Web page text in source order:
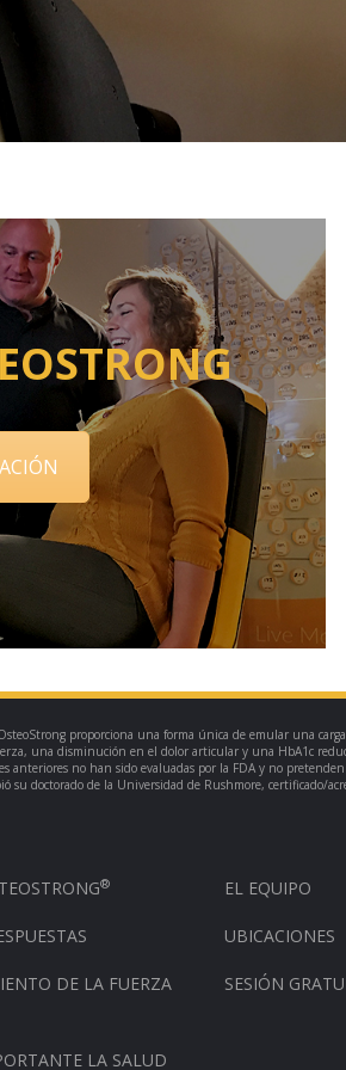
proporciona una forma única de emular una
una disminución en el dolor articular y una HbA1c
anteriores no han sido evaluadas por la FDA y no
doctorado de la Universidad de Rushmore, certificado/
®
DE LA FUERZA
LA SALUD
EL EQUIPO
UBICACIONES
SESIÓN